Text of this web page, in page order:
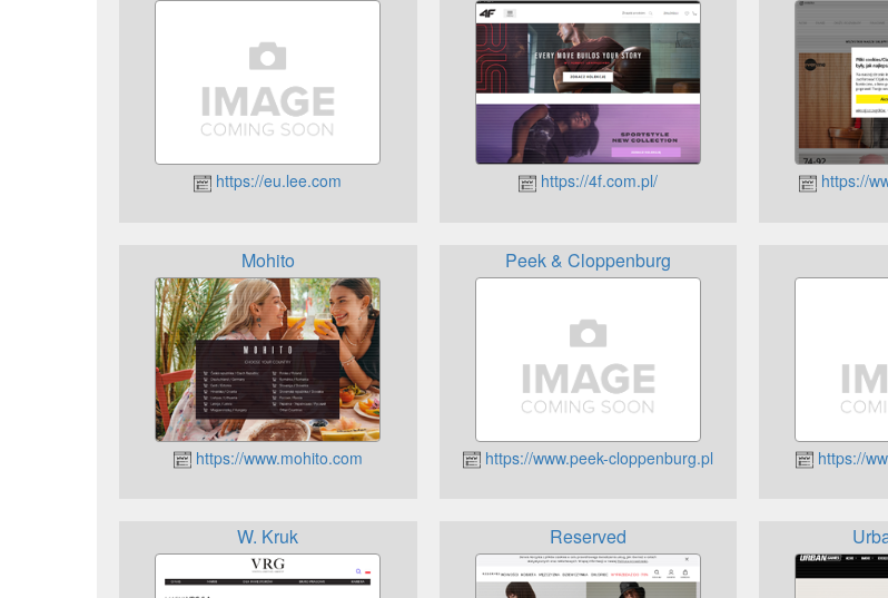
https://eu.lee.com https://4f.com.pl/ https://
Mohito
https://www.mohito.com
Peek & Cloppenburg
https://www.peek-cloppenburg.pl https://
W. Kruk Reserved